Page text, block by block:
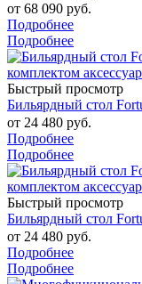
от 68 090 руб.
Подробнее
Подробнее
Быстрый просмотр
Бильярдный стол
от 24 480 руб.
Подробнее
Подробнее
Быстрый просмотр
Бильярдный стол
от 24 480 руб.
Подробнее
Подробнее